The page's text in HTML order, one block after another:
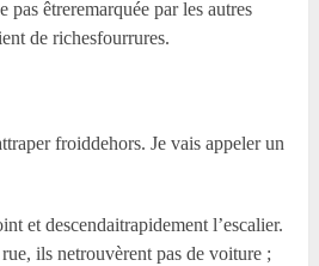
pas êtreremarquée par les autres
de richesfourrures.
froiddehors. Je vais appeler un
et descendaitrapidement l’escalier.
ils netrouvèrent pas de voiture ;